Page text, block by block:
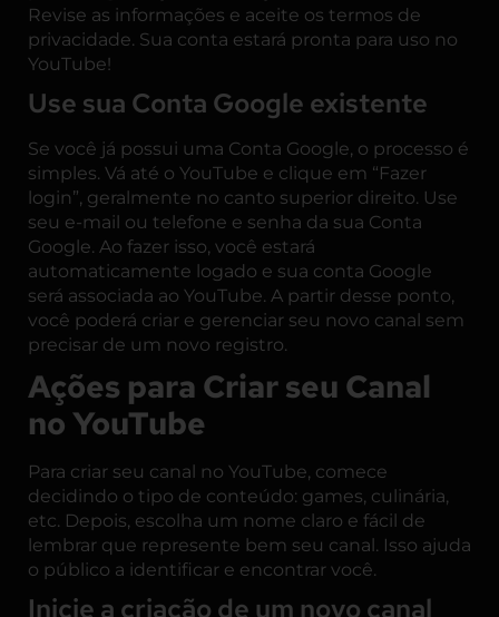
Revise as informações e aceite os termos de
privacidade. Sua conta estará pronta para uso no
YouTube!
Use sua Conta Google existente
Se você já possui uma Conta Google, o processo é
simples. Vá até o YouTube e clique em “Fazer
login”, geralmente no canto superior direito. Use
seu e-mail ou telefone e senha da sua Conta
Google. Ao fazer isso, você estará
automaticamente logado e sua conta Google
será associada ao YouTube. A partir desse ponto,
você poderá criar e gerenciar seu novo canal sem
precisar de um novo registro.
Ações para Criar seu Canal
no YouTube
Para criar seu canal no YouTube, comece
decidindo o tipo de conteúdo: games, culinária,
etc. Depois, escolha um nome claro e fácil de
lembrar que represente bem seu canal. Isso ajuda
o público a identificar e encontrar você.
Inicie a criação de um novo canal